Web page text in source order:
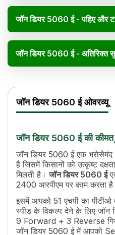
जॉन डियर 5060 ई - पहिए और
जॉन डियर 5060 ई - अतिरिक्त
इंजन का नाम
Direct
सिलेंडर
3
डिस्प्लेसमेंट
2900 CC
इंजन रेटेड आरपीएम
2400
कूलिंग सिस्टम
Coolant
ट्रांसमिशन नाम
Collarshift
गियर की संख्या
9
अधिकतम फॉरवर्ड स्पीड 32.8
अधिकतम रिवर्स स्पीड 25.4
जॉन डियर 5060 ई ओवरव्यू
जॉन डियर 5060 ई की कीमत,
जॉन डियर 5060 ई एक भरोसेमंद
है जिसमें किसानों को उत्कृष्ट
मिलती है।जॉन डियर 5060 ई
2400 आरपीएम पर काम करता
इसमें आपको 51 एचपी का
स्पीड के विकल्प देने के लिए
9 Forward + 3 Reverse
जॉन डियर 5060 ई में आपको